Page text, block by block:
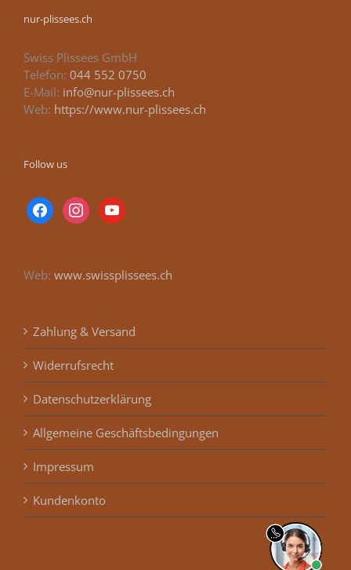
nur-plissees.ch
Swiss Plissees GmbH
Telefon: 044 552 0750
E-Mail: info@nur-plissees.ch
Web: https://www.nur-plissees.ch
Follow us
facebookinstagramyoutube
Web: www.swissplissees.ch
Zahlung & Versand
Widerrufsrecht
Datenschutzerklärung
Allgemeine Geschäftsbedingungen
Impressum
Kundenkonto